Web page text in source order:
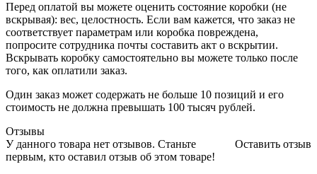
Перед оплатой вы можете оценить состояние коробки (не
вскрывая): вес, целостность. Если вам кажется, что заказ не
соответствует параметрам или коробка повреждена,
попросите сотрудника почты составить акт о вскрытии.
Вскрывать коробку самостоятельно вы можете только после
того, как оплатили заказ.
Один заказ может содержать не больше 10 позиций и его
стоимость не должна превышать 100 тысяч рублей.
Отзывы
Оставить отзыв
У данного товара нет отзывов. Станьте
первым, кто оставил отзыв об этом товаре!